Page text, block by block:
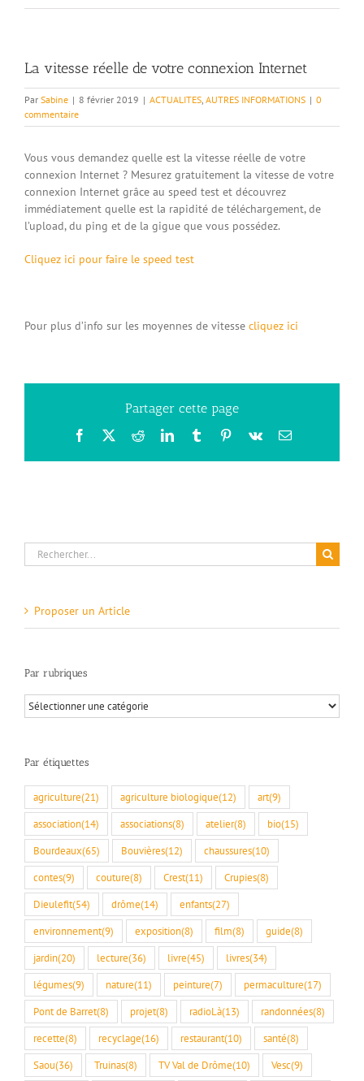
La vitesse réelle de votre connexion Internet
Par Sabine | 8 février 2019 | ACTUALITES, AUTRES INFORMATIONS | 0
commentaire
Vous vous demandez quelle est la vitesse réelle de votre
connexion Internet ? Mesurez gratuitement la vitesse de votre
connexion Internet grâce au speed test et découvrez
immédiatement quelle est la rapidité de téléchargement, de
l’upload, du ping et de la gigue que vous possédez.
Cliquez ici pour faire le speed test
Pour plus d’info sur les moyennes de vitesse cliquez ici
Partager cette page
Facebook
X RedditLinkedInTumblrPinterest
Vk Email
Rechercher:
Proposer un Article
Par rubriques
Par
rubriques
Par étiquettes
agriculture(21) agriculture biologique(12) art(9)
association(14) associations(8) atelier(8) bio(15)
Bourdeaux(65) Bouvières(12) chaussures(10)
contes(9) couture(8) Crest(11) Crupies(8)
Dieulefit(54) drôme(14) enfants(27)
environnement(9) exposition(8) film(8) guide(8)
jardin(20) lecture(36) livre(45) livres(34)
légumes(9) nature(11) peinture(7) permaculture(17)
Pont de Barret(8) projet(8) radioLà(13) randonnées(8)
recette(8) recyclage(16) restaurant(10) santé(8)
Saou(36) Truinas(8) TV Val de Drôme(10) Vesc(9)